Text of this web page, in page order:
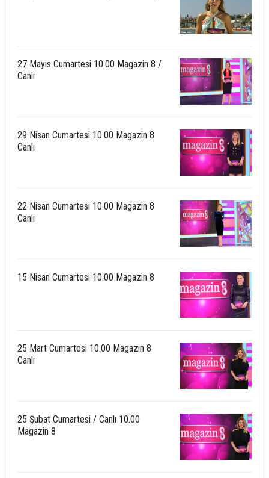
27 Mayıs Cumartesi 10.00 Magazin 8 /
Canlı
29 Nisan Cumartesi 10.00 Magazin 8
Canlı
22 Nisan Cumartesi 10.00 Magazin 8
Canlı
15 Nisan Cumartesi 10.00 Magazin 8
25 Mart Cumartesi 10.00 Magazin 8
Canlı
25 Şubat Cumartesi / Canlı 10.00
Magazin 8